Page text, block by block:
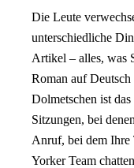
Die Leute
unterschiedliche
Artikel – alles, was
Roman auf Deutsch
Dolmetschen ist
Sitzungen, bei
Anruf, bei dem
Yorker Team